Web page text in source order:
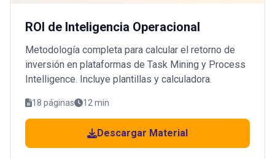
ROI de Inteligencia Operacional
Metodología completa para calcular el retorno de
inversión en plataformas de Task Mining y Process
Intelligence. Incluye plantillas y calculadora.
18 páginas 12 min
Descargar Material